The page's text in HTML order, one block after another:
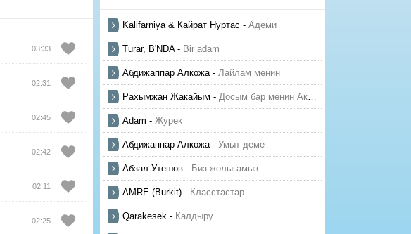
03:33
02:31
02:45
02:42
02:11
02:25
Kalifarniya & Кайрат Нуртас - Адеми
Turar, B'NDA- Bir adam
Абдижаппар Алкожа- Лайлам менин
Рахымжан Жакайым - Досым бар менин Актауда
Adam - Журек
Абдижаппар Алкожа- Умыт деме
Абзал Утешов - Биз жолыгамыз
AMRE (Burkit) - Класстастар
Qarakesek - Калдыру